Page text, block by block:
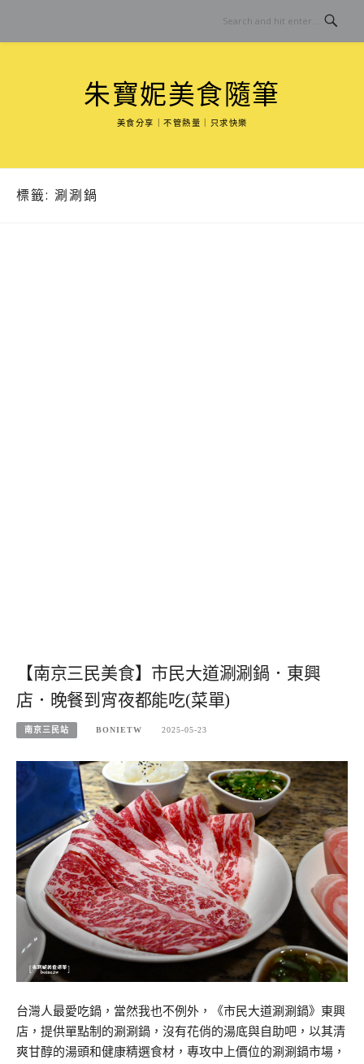
content
朱寶妮美食隨筆
美食分享｜不管熱量｜只求快樂
標籤: 涮涮鍋
【南京三民美食】市民大道涮涮鍋．東興
店．晚餐到宵夜都能吃(菜單)
南京三民站 BONIETW 2025-05-23
台灣人最愛吃鍋，當然我也不例外，《市民大道涮涮鍋》東興
店，提供單點制的涮涮鍋，沒有花俏的湯底與自助吧，以其清
爽甘醇的湯頭和健康精選食材，專攻中上價位的涮涮鍋市場，